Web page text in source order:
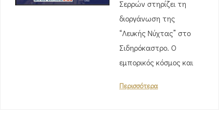
Σερρών στηρίζει τη
διοργάνωση της
“Λευκής Νύχτας” στο
Σιδηρόκαστρο. Ο
εμπορικός κόσμος και
Περισσότερα